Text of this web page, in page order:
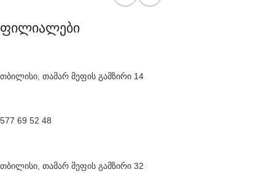
ფილიალები
თბილისი, თამარ მეფის გამზირი 14
577 69 52 48
თბილისი, თამარ მეფის გამზირი 32